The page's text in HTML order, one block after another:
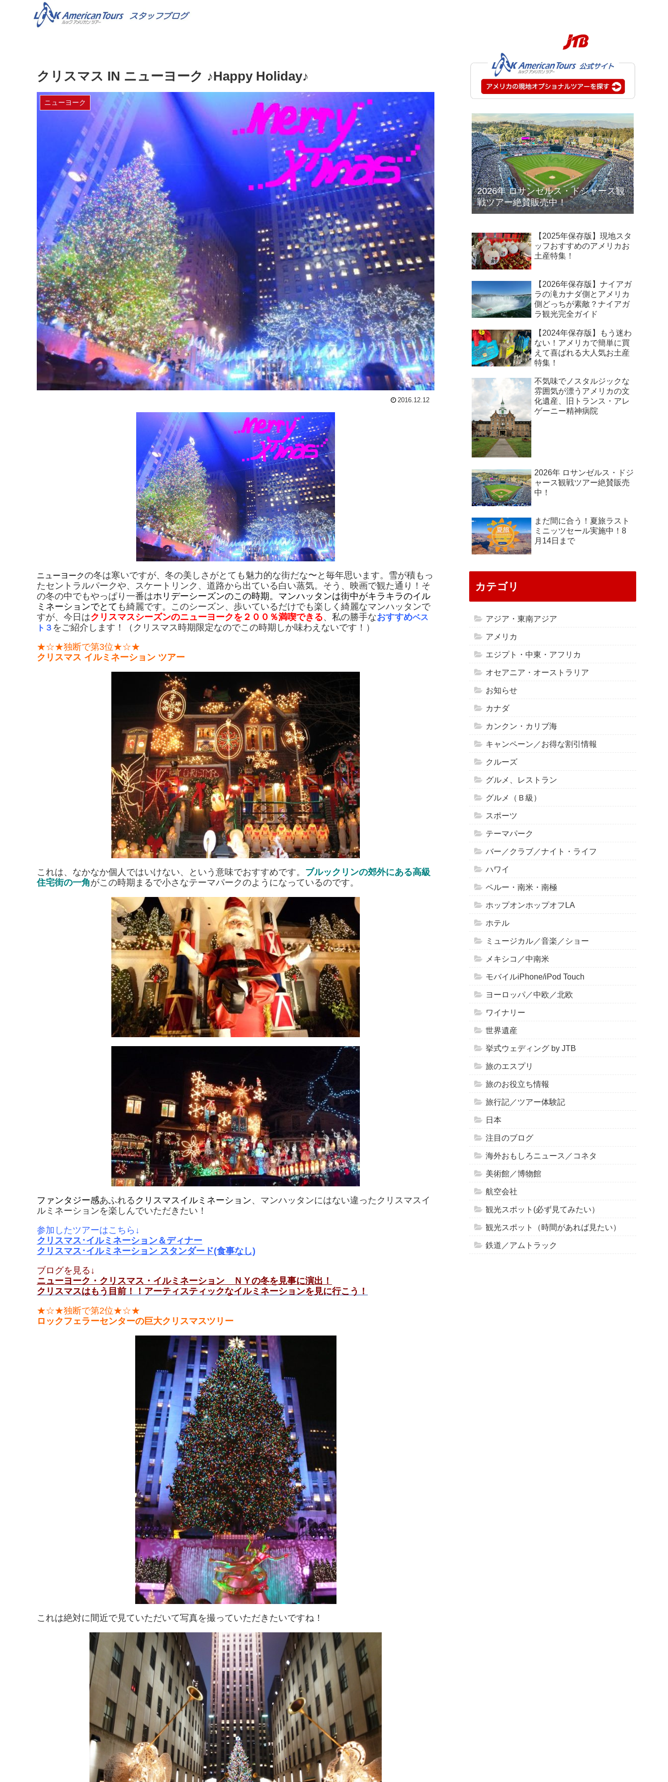
クリスマス IN ニューヨーク ♪Happy Holiday♪
ニューヨーク
2016.12.12
ニューヨークの冬は寒いですが、冬の美しさがとても魅力的な街だな〜と毎年思います。雪が積もっ
たセントラルパークや、スケートリンク、道路から出ている白い蒸気。そう、映画で観た通り！そ
の冬の中でもやっぱり一番はホリデーシーズンのこの時期。マンハッタンは街中がキラキラのイル
ミネーションでとて も綺麗です。このシーズン、歩いているだけでも楽しく綺麗なマンハッタンで
すが、今日はクリスマスシーズンのニューヨークを２００％満喫できる、私の勝手なおすすめベス
ト３ をご紹介します！（クリスマス時期限定なのでこの時期しか味わえないです！）
★☆★独断で第3位★☆★
クリスマス イルミネーション ツアー
これは、なかなか個人ではいけない、という意味でおすすめです。 ブルックリンの郊外にある高級
住宅街の一角がこの時期まるで小さなテーマパークのようになっているのです。
ファンタジー感あふれる クリスマスイルミネーション、マンハッタンにはない違ったクリスマスイ
ルミネーションを楽しんでいただきたい！
参加したツアーはこちら↓
クリスマス･イルミネーション＆ディナー
クリスマス･イルミネーション スタンダード(食事なし)
ブログを見る↓
ニューヨーク・クリスマス・イルミネーション ＮＹの冬を見事に演出！
クリスマスはもう目前！！アーティスティックなイルミネーションを見に行こう！
★☆★独断で第2位★☆★
ロックフェラーセンターの巨大クリスマスツリー
これは絶対に間近で見ていただいて写真を撮っていただきたいですね！
2026年 ロサンゼルス・ドジャース観
戦ツアー絶賛販売中！
【2025年保存版】現地スタ
ッフおすすめのアメリカお
土産特集！
【2026年保存版】ナイアガ
ラの滝カナダ側とアメリカ
側どっちが素敵？ナイアガ
ラ観光完全ガイド
【2024年保存版】もう迷わ
ない！アメリカで簡単に買
えて喜ばれる大人気お土産
特集！
不気味でノスタルジックな
雰囲気が漂うアメリカの文
化遺産、旧トランス・アレ
ゲーニー精神病院
2026年 ロサンゼルス・ドジ
ャース観戦ツアー絶賛販売
中！
まだ間に合う！夏旅ラスト
ミニッツセール実施中！8
月14日まで
カテゴリ
アジア・東南アジア
アメリカ
エジプト・中東・アフリカ
オセアニア・オーストラリア
お知らせ
カナダ
カンクン・カリブ海
キャンペーン／お得な割引情報
クルーズ
グルメ、レストラン
グルメ（Ｂ級）
スポーツ
テーマパーク
バー／クラブ／ナイト・ライフ
ハワイ
ペルー・南米・南極
ホップオンホップオフLA
ホテル
ミュージカル／音楽／ショー
メキシコ／中南米
モバイルiPhone/iPod Touch
ヨーロッパ／中欧／北欧
ワイナリー
世界遺産
挙式ウェディング by JTB
旅のエスプリ
旅のお役立ち情報
旅行記／ツアー体験記
日本
注目のブログ
海外おもしろニュース／コネタ
美術館／博物館
航空会社
観光スポット(必ず見てみたい）
観光スポット（時間があれば見たい）
鉄道／アムトラック